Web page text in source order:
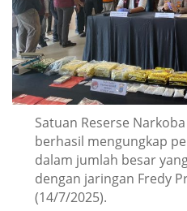
Satuan Reserse
berhasil mengungkap
dalam jumlah besar
dengan jaringan Fredy
(14/7/2025).